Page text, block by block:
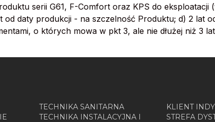
serii G61, F-Comfort oraz KPS do
daty produkcji - na szczelność Produktu; d) 2 lat
o których mowa w pkt 3, ale nie dłużej niż 3
TECHNIKA SANITARNA
TECHNIKA INSTALACYJNA I
KLIENT
STREFA